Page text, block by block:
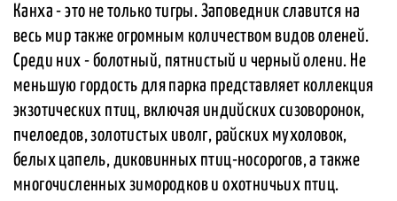
Канха - это не только тигры. Заповедник славится на
весь мир также огромным количеством видов оленей.
Среди них - болотный, пятнистый и черный олени. Не
меньшую гордость для парка представляет коллекция
экзотических птиц, включая индийских сизоворонок,
пчелоедов, золотистых иволг, райских мухоловок,
белых цапель, диковинных птиц-носорогов, а также
многочисленных зимородков и охотничьих птиц.